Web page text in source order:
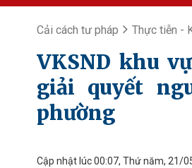
Cải cách tư pháp Thực tiễn -
VKSND khu
giải quyết
phường
Cập nhật lúc 00:07, Thứ năm, 21/